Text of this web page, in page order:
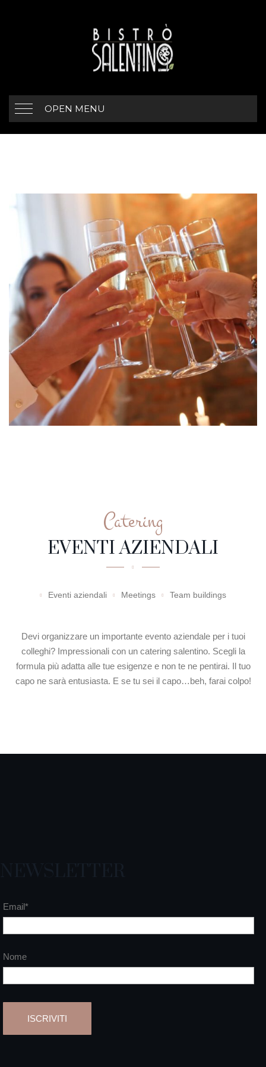
OPEN MENU
Catering
EVENTI AZIENDALI
Eventi aziendali Meetings Team buildings
Devi organizzare un importante evento aziendale per i tuoi
colleghi? Impressionali con un catering salentino. Scegli la
formula più adatta alle tue esigenze e non te ne pentirai. Il tuo
capo ne sarà entusiasta. E se tu sei il capo…beh, farai colpo!
Email*
Nome